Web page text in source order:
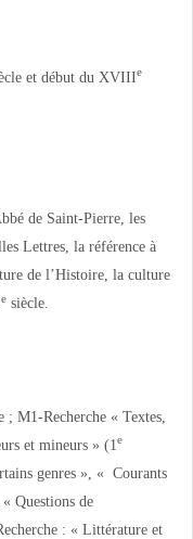
et début du XVIIIe
de Saint-Pierre, les
Lettres, la référence à
de l’Histoire, la culture
esiècle.
M1-Recherche « Textes,
et mineurs » (1e
genres », « Courants
Questions de
: « Littérature et